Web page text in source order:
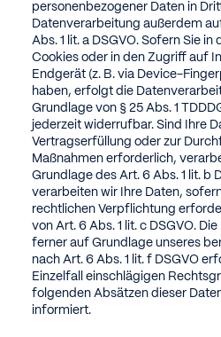
personenbezogener Daten in
Datenverarbeitung außerdem
Abs. 1 lit. a DSGVO. Sofern Sie
Cookies oder in den Zugriff auf
Endgerät (z. B. via Device-
haben, erfolgt die
Grundlage von § 25 Abs. 1
jederzeit widerrufbar. Sind Ihre
Vertragserfüllung oder zur
Maßnahmen erforderlich,
Grundlage des Art. 6 Abs. 1 lit. b
verarbeiten wir Ihre Daten,
rechtlichen Verpflichtung
von Art. 6 Abs. 1 lit. c DSGVO.
ferner auf Grundlage unseres
nach Art. 6 Abs. 1 lit. f DSGVO
Einzelfall einschlägigen
folgenden Absätzen dieser
informiert.